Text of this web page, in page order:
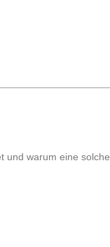
und warum eine solche